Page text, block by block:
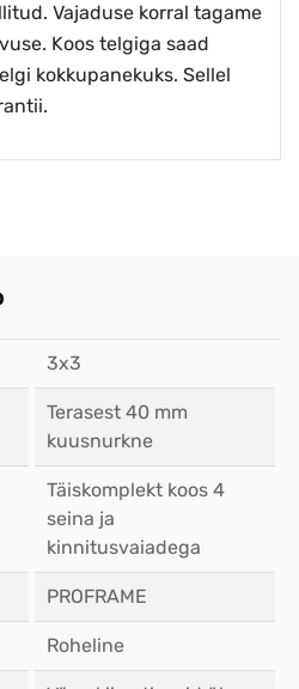
Vajaduse korral tagame
Koos telgiga saad
kokkupanekuks. Sellel
3x3
Terasest 40 mm
kuusnurkne
Täiskomplekt koos 4
seina ja
kinnitusvaiadega
PROFRAME
Roheline